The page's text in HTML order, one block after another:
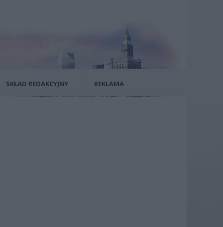
SKŁAD REDAKCYJNY REKLAMA